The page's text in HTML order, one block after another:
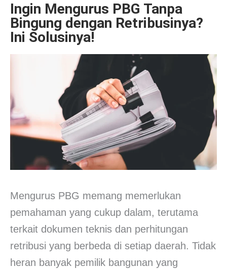
Ingin Mengurus PBG Tanpa
Bingung dengan Retribusinya?
Ini Solusinya!
Mengurus PBG memang memerlukan
pemahaman yang cukup dalam, terutama
terkait dokumen teknis dan perhitungan
retribusi yang berbeda di setiap daerah. Tidak
heran banyak pemilik bangunan yang